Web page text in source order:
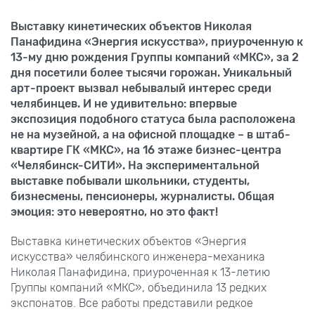
Выставку кинетических объектов Николая
Панафидина «Энергия искусства», приуроченную к
13-му дню рождения Группы компаний «МКС», за 2
дня посетили более тысячи горожан. Уникальный
арт-проект вызвал небывалый интерес среди
челябинцев. И не удивительно: впервые
экспозиция подобного статуса была расположена
не на музейной, а на офисной площадке – в штаб-
квартире ГК «МКС», на 16 этаже бизнес-центра
«Челябинск-СИТИ». На экспериментальной
выставке побывали школьники, студенты,
бизнесмены, пенсионеры, журналисты. Общая
эмоция: это невероятно, но это факт!
Выставка кинетических объектов «Энергия
искусства» челябинского инженера-механика
Николая Панафидина, приуроченная к 13-летию
Группы компаний «МКС», объединила 13 редких
экспонатов. Все работы представили редкое